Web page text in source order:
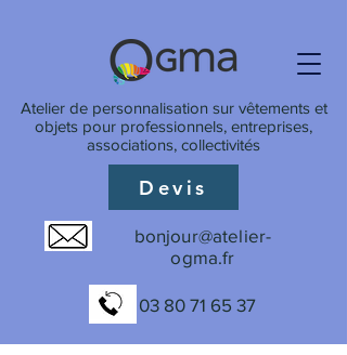
Atelier de personnalisation sur vêtements et
objets pour professionnels, entreprises,
associations, collectivités
bonjour@atelier-
ogma.fr
03 80 71 65 37
Devis